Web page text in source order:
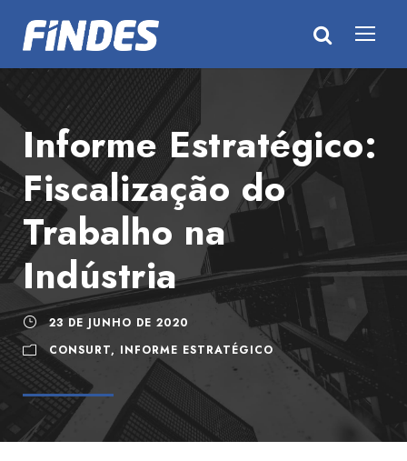
Informe Estratégico:
Fiscalização do
Trabalho na
Indústria
23 DE JUNHO DE 2020
CONSURT, INFORME ESTRATÉGICO